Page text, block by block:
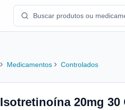
Medicamentos Controlados
Isotretinoína 20mg 30